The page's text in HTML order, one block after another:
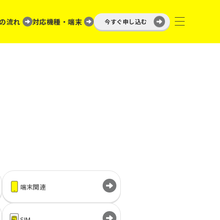
流れ 対応機種・端末 今すぐ申し込む
端末関連